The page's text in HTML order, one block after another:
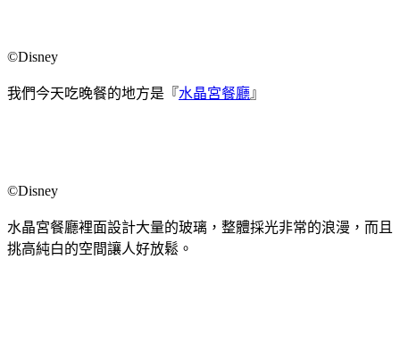
©Disney
我們今天吃晚餐的地方是『水晶宮餐廳』
©Disney
水晶宮餐廳裡面設計大量的玻璃，整體採光非常的浪漫，而且
挑高純白的空間讓人好放鬆。